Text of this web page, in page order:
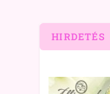
HIRDETÉS